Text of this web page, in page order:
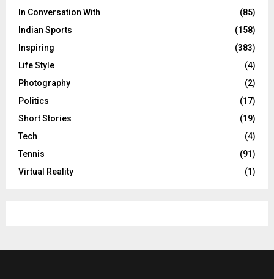
In Conversation With
(85)
Indian Sports
(158)
Inspiring
(383)
Life Style
(4)
Photography
(2)
Politics
(17)
Short Stories
(19)
Tech
(4)
Tennis
(91)
Virtual Reality
(1)